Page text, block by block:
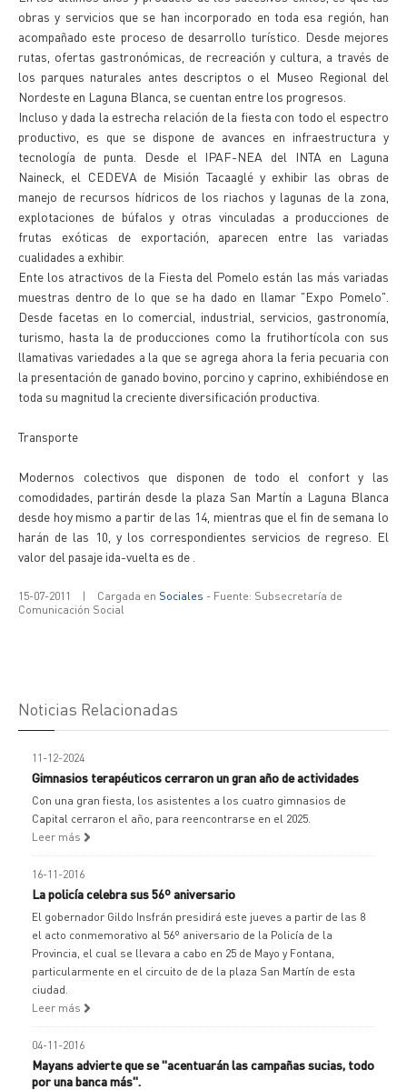
obras y servicios que se han incorporado en toda esa región, han
acompañado este proceso de desarrollo turístico. Desde mejores
rutas, ofertas gastronómicas, de recreación y cultura, a través de
los parques naturales antes descriptos o el Museo Regional del
Nordeste en Laguna Blanca, se cuentan entre los progresos.
Incluso y dada la estrecha relación de la fiesta con todo el espectro
productivo, es que se dispone de avances en infraestructura y
tecnología de punta. Desde el IPAF-NEA del INTA en Laguna
Naineck, el CEDEVA de Misión Tacaaglé y exhibir las obras de
manejo de recursos hídricos de los riachos y lagunas de la zona,
explotaciones de búfalos y otras vinculadas a producciones de
frutas exóticas de exportación, aparecen entre las variadas
cualidades a exhibir.
Ente los atractivos de la Fiesta del Pomelo están las más variadas
muestras dentro de lo que se ha dado en llamar "Expo Pomelo".
Desde facetas en lo comercial, industrial, servicios, gastronomía,
turismo, hasta la de producciones como la frutihortícola con sus
llamativas variedades a la que se agrega ahora la feria pecuaria con
la presentación de ganado bovino, porcino y caprino, exhibiéndose en
toda su magnitud la creciente diversificación productiva.
Transporte
Modernos colectivos que disponen de todo el confort y las
comodidades, partirán desde la plaza San Martín a Laguna Blanca
desde hoy mismo a partir de las 14, mientras que el fin de semana lo
harán de las 10, y los correspondientes servicios de regreso. El
valor del pasaje ida-vuelta es de .
15-07-2011 | Cargada en Sociales - Fuente: Subsecretaría de
Comunicación Social
Noticias Relacionadas
11-12-2024
Gimnasios terapéuticos cerraron un gran año de actividades
Con una gran fiesta, los asistentes a los cuatro gimnasios de
Capital cerraron el año, para reencontrarse en el 2025.
Leer más
16-11-2016
La policía celebra sus 56º aniversario
El gobernador Gildo Insfrán presidirá este jueves a partir de las 8
el acto conmemorativo al 56º aniversario de la Policía de la
Provincia, el cual se llevara a cabo en 25 de Mayo y Fontana,
particularmente en el circuito de de la plaza San Martín de esta
ciudad.
Leer más
04-11-2016
Mayans advierte que se "acentuarán las campañas sucias, todo
por una banca más".